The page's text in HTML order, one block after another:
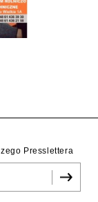
Presslettera